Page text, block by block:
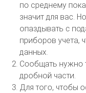
по среднему
значит для вас.
опаздывать с
приборов учета,
данных.
Сообщать нужно
дробной части.
Для того, чтобы